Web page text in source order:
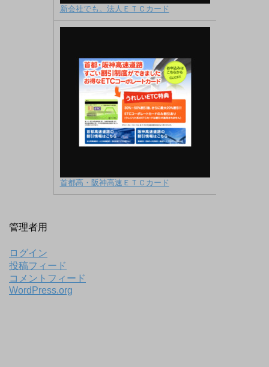
新会社でも。法人ＥＴＣカード
首都高・阪神高速ＥＴＣカード
管理者用
ログイン
投稿フィード
コメントフィード
WordPress.org